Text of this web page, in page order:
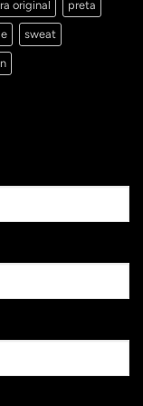
original preta
sweat